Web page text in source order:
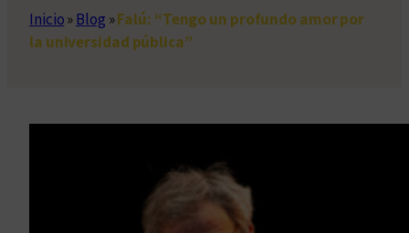
Inicio» Blog »Falú: “Tengo un profundo amor por
la universidad pública”